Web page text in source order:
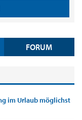
FORUM
im Urlaub möglichst